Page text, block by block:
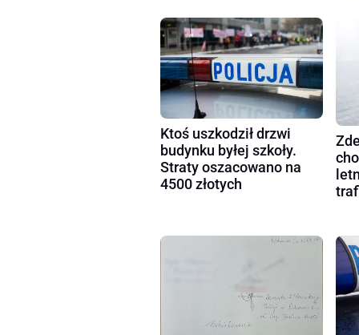
Ktoś uszkodził drzwi
budynku byłej szkoły.
Straty oszacowano na
4500 złotych